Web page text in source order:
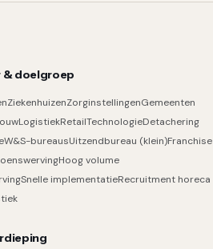
& doelgroep
ZiekenhuizenZorginstellingenGemeenten
LogistiekRetailTechnologieDetachering
W&S-bureausUitzendbureau (klein)Franchise
Hoog volume
Snelle implementatieRecruitment horeca